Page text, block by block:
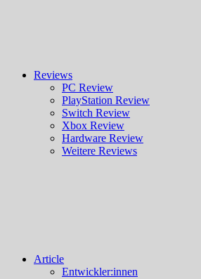
Reviews
PC Review
PlayStation Review
Switch Review
Xbox Review
Hardware Review
Weitere Reviews
Article
Entwickler:innen